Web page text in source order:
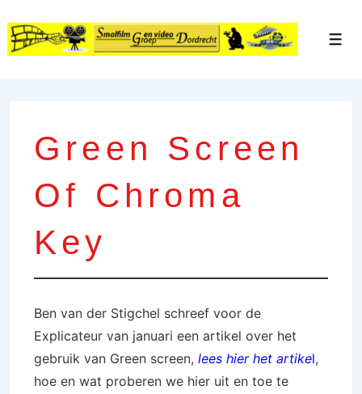
Doorgaan
naar
Green Screen
Of Chroma
Key
Ben van der Stigchel schreef voor de
Explicateur van januari een artikel over het
gebruik van Green screen, lees hier het artikel,
hoe en wat proberen we hier uit en toe te